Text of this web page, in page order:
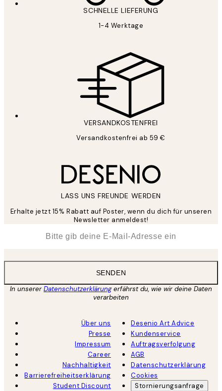
SCHNELLE LIEFERUNG
1-4 Werktage
VERSANDKOSTENFREI
Versandkostenfrei ab 59 €
LASS UNS FREUNDE WERDEN
Erhalte jetzt 15% Rabatt auf Poster, wenn du dich für unseren
Newsletter anmeldest!
SENDEN
In unsererDatenschutzerklärungerfährst du, wie wir deine Daten
verarbeiten
Über uns
Presse
Impressum
Career
Nachhaltigkeit
Barrierefreiheitserklärung
Student Discount
Desenio Art Advice
Kundenservice
Auftragsverfolgung
AGB
Datenschutzerklärung
Cookies
Stornierungsanfrage